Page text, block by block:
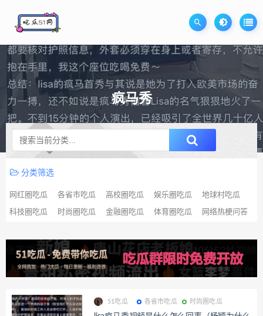
疯马秀
升级SVIP无限免费下载
分类筛选
网红圈吃瓜 各省市吃瓜 高校圈吃瓜 娱乐圈吃瓜 地球村吃瓜
科技圈吃瓜 时尚圈吃瓜 金融圈吃瓜 体育圈吃瓜 网络热梗问答
51吃瓜 各省市吃瓜 时尚圈吃瓜